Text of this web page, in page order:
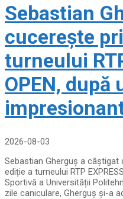
Sebastian
cucerește
turneului
OPEN, după
2026-08-03
Sebastian Gherguș a câștigat
ediție a turneului RTP
Sportivă a Universității
zile caniculare, Gherguș și-a